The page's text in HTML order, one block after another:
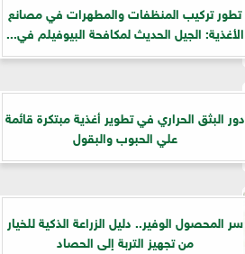
تطور تركيب المنظفات والمطهرات في مصانع
الأغذية: الجيل الحديث لمكافحة البيوفيلم في...
دور البثق الحراري في تطوير أغذية مبتكرة قائمة
علي الحبوب والبقول
سر المحصول الوفير.. دليل الزراعة الذكية للخيار
من تجهيز التربة إلى الحصاد